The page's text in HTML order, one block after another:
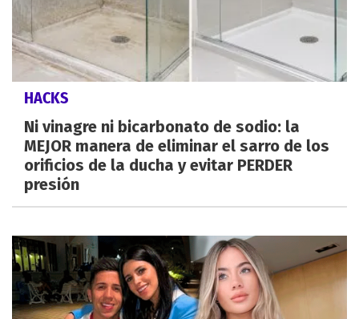
HACKS
Ni vinagre ni bicarbonato de sodio: la
MEJOR manera de eliminar el sarro de los
orificios de la ducha y evitar PERDER
presión